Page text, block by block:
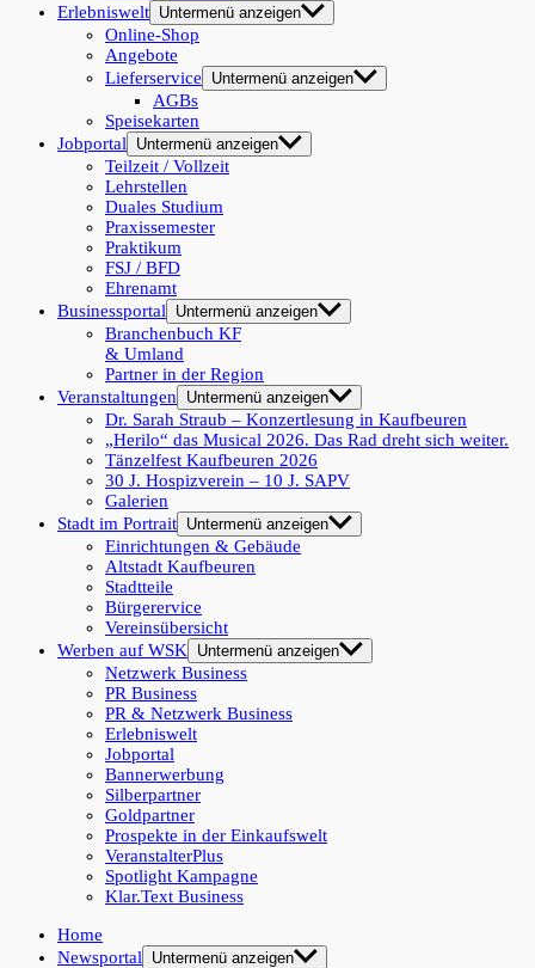
Erlebniswelt Untermenü anzeigen
Online-Shop
Angebote
Lieferservice
Untermenü anzeigen
AGBs
Speisekarten
Jobportal
Untermenü anzeigen
Teilzeit / Vollzeit
Lehrstellen
Duales Studium
Praxissemester
Praktikum
FSJ / BFD
Ehrenamt
Businessportal
Untermenü anzeigen
Branchenbuch KF
& Umland
Partner in der Region
Veranstaltungen
Untermenü anzeigen
Dr. Sarah Straub – Konzertlesung in Kaufbeuren
„Herilo“ das Musical 2026. Das Rad dreht sich weiter.
Tänzelfest Kaufbeuren 2026
30 J. Hospizverein – 10 J. SAPV
Galerien
Stadt im Portrait Untermenü anzeigen
Einrichtungen & Gebäude
Altstadt Kaufbeuren
Stadtteile
Bürgerervice
Vereinsübersicht
Werben auf WSK
Untermenü anzeigen
Netzwerk Business
PR Business
PR & Netzwerk Business
Erlebniswelt
Jobportal
Bannerwerbung
Silberpartner
Goldpartner
Prospekte in der Einkaufswelt
VeranstalterPlus
Spotlight Kampagne
Klar.Text Business
Home
Newsportal
Untermenü anzeigen